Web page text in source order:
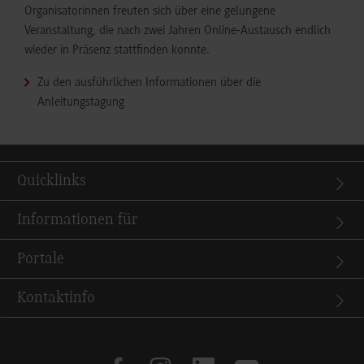
Organisatorinnen freuten sich über eine gelungene
Veranstaltung, die nach zwei Jahren Online-Austausch endlich
wieder in Präsenz stattfinden konnte.
Zu den ausführlichen Informationen über die
Anleitungstagung
Quicklinks
Informationen für
Portale
Kontaktinfo